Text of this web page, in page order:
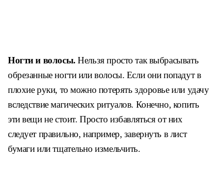
Ногти и волосы. Нельзя просто так выбрасывать
обрезанные ногти или волосы. Если они попадут в
плохие руки, то можно потерять здоровье или удачу
вследствие магических ритуалов. Конечно, копить
эти вещи не стоит. Просто избавляться от них
следует правильно, например, завернуть в лист
бумаги или тщательно измельчить.